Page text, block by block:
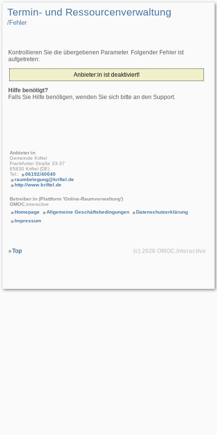
Termin- und Ressourcenverwaltung
/­Fehler
Kontrollieren Sie die übergebenen Parameter. Folgender Fehler ist
aufgetreten:
Anbieter:in ist deaktiviert!
Hilfe benötigt?
Falls Sie Hilfe benötigen, wenden Sie sich bitte an den Support.
Anbieter:in
Gemeinde Kriftel
Frankfurter Straße 33-37
65830 Kriftel (DE)
Tel.:
06192/40040
raumbelegung@kriftel.de
http://www.kriftel.de
Betreiber:in (Plattform 'Online-Raumverwaltung')
OMOC .interactive
Homepage
Allgemeine Geschäftsbedingungen
Datenschutzerklärung
Impressum
Top (c) 2026 OMOC.interactive